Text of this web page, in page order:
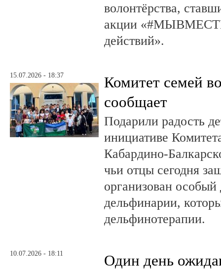
волонтёрства,
акции
действий».
15.07.2026 - 18:37
Комитет семей
сообщает
Подарили радость
инициативе
Кабардино-
чьи отцы сегодня
организован
дельфинарии,
дельфинотерапии.
10.07.2026 - 18:11 Один день